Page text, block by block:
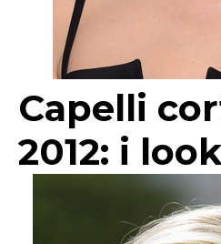
Capelli
2012: i